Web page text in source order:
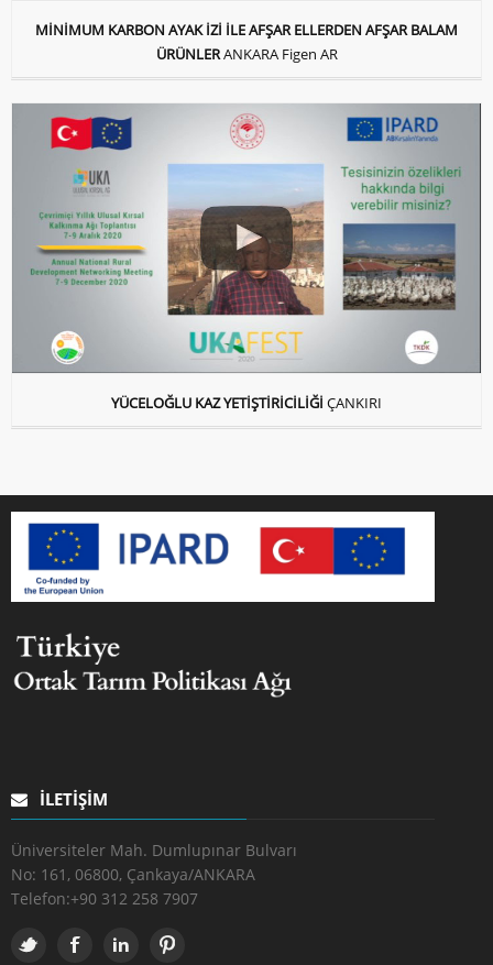
MİNİMUM KARBON AYAK İZİ İLE AFŞAR ELLERDEN AFŞAR BALAM
ÜRÜNLERANKARA Figen AR
YÜCELOĞLU KAZ YETİŞTİRİCİLİĞİ ÇANKIRI
İLETIŞIM
Üniversiteler Mah. Dumlupınar Bulvarı
No: 161, 06800, Çankaya/ANKARA
Telefon:+90 312 258 7907